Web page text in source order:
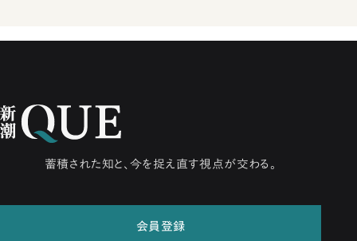
蓄積された知と、今を捉え直す視点が交わる。
会員登録